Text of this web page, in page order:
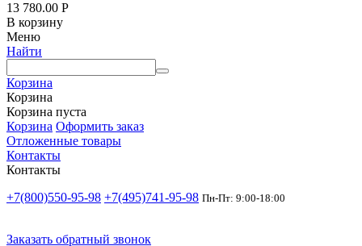
13 780.00 Р
В корзину
Меню
Найти
Корзина
Корзина
Корзина пуста
Корзина Оформить заказ
Отложенные товары
Контакты
Контакты
+7(800)550-95-98 +7(495)741-95-98 Пн-Пт: 9:00-18:00
Заказать обратный звонок